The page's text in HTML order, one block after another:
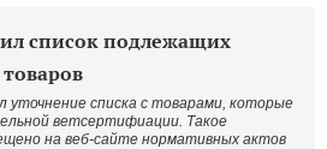
список подлежащих
уточнение списка с товарами, которые
ветсертифиации. Такое
на веб-сайте нормативных актов